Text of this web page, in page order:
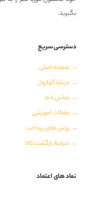
بگیرید.
دسترسی سریع
صفحه اصلی
درباره آلوارول
تماس با ما
مقالات آموزشی
روش های پرداخت
شرایط بازگشت کالا
نماد های اعتماد